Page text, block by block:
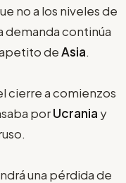
no a los niveles de
demanda continúa
deAsia.
cierre a comienzos
porUcrania y
una pérdida de